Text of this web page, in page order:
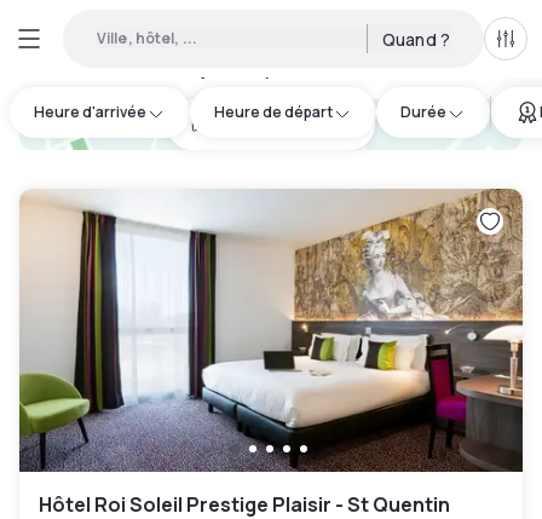
Ville, hôtel, ... Quand ?
Heure d'arrivée Heure de départ Durée
hotel.cta.view_map
Hôtel Roi Soleil Prestige Plaisir - St Quentin